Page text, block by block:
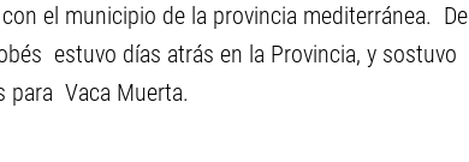
el municipio de la provincia mediterránea. De
estuvo días atrás en la Provincia, y sostuvo
para Vaca Muerta.